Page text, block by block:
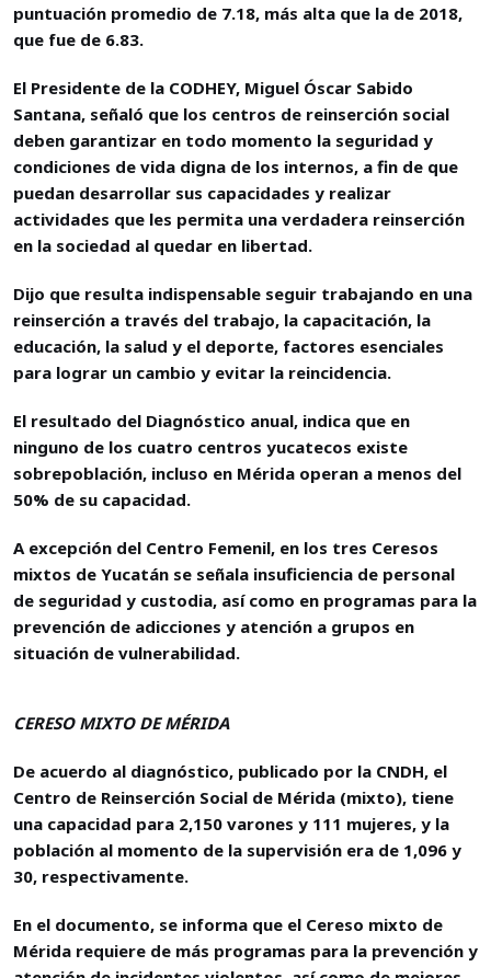
puntuación promedio de 7.18, más alta que la de 2018,
que fue de 6.83.
El Presidente de la CODHEY, Miguel Óscar Sabido
Santana, señaló que los centros de reinserción social
deben garantizar en todo momento la seguridad y
condiciones de vida digna de los internos, a fin de que
puedan desarrollar sus capacidades y realizar
actividades que les permita una verdadera reinserción
en la sociedad al quedar en libertad.
Dijo que resulta indispensable seguir trabajando en una
reinserción a través del trabajo, la capacitación, la
educación, la salud y el deporte, factores esenciales
para lograr un cambio y evitar la reincidencia.
El resultado del Diagnóstico anual, indica que en
ninguno de los cuatro centros yucatecos existe
sobrepoblación, incluso en Mérida operan a menos del
50% de su capacidad.
A excepción del Centro Femenil, en los tres Ceresos
mixtos de Yucatán se señala insuficiencia de personal
de seguridad y custodia, así como en programas para la
prevención de adicciones y atención a grupos en
situación de vulnerabilidad.
CERESO MIXTO DE MÉRIDA
De acuerdo al diagnóstico, publicado por la CNDH, el
Centro de Reinserción Social de Mérida (mixto), tiene
una capacidad para 2,150 varones y 111 mujeres, y la
población al momento de la supervisión era de 1,096 y
30, respectivamente.
En el documento, se informa que el Cereso mixto de
Mérida requiere de más programas para la prevención y